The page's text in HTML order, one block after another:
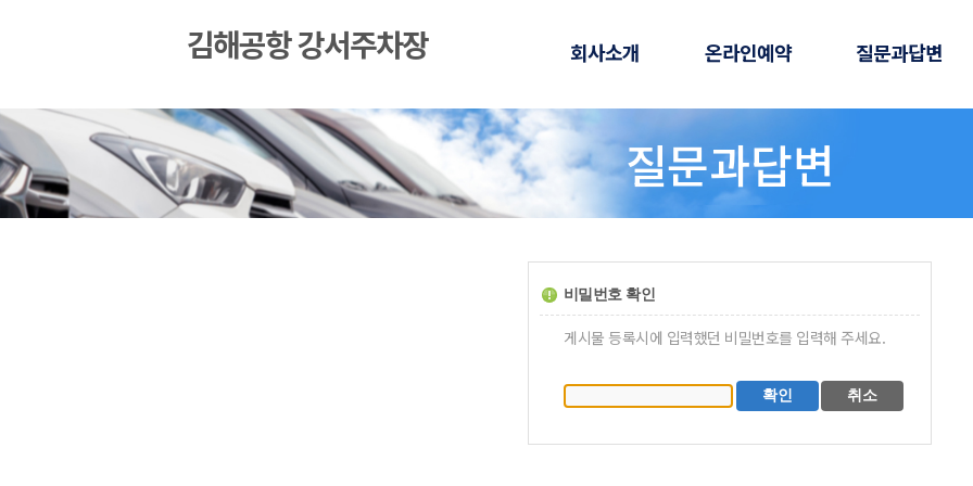
김해공항 강서주차장 회사소개 온라인예약 질문과답변
질문과답변
비밀번호 확인
게시물 등록시에 입력했던 비밀번호를 입력해 주세요.